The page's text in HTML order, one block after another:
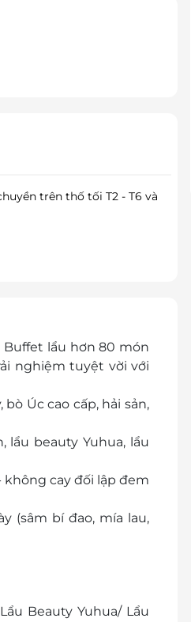
trên thố tối T2 - T6 và
Buffet lẩu hơn 80 món
nghiệm tuyệt vời với
Úc cao cấp, hải sản,
lẩu beauty Yuhua, lẩu
không cay đối lập đem
(sâm bí đao, mía lau,
trọng, lãng mạn, vừa
sum họp gia đình,
Beauty Yuhua/ Lẩu